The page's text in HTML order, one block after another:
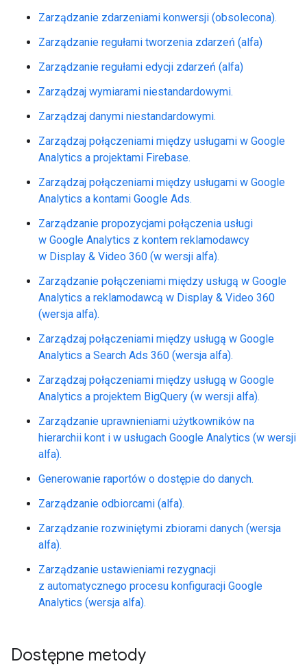
Zarządzanie zdarzeniami konwersji (obsolecona).
Zarządzanie regułami tworzenia zdarzeń (alfa)
Zarządzanie regułami edycji zdarzeń (alfa)
Zarządzaj wymiarami niestandardowymi.
Zarządzaj danymi niestandardowymi.
Zarządzaj połączeniami między usługami w Google
Analytics a projektami Firebase.
Zarządzaj połączeniami między usługami w Google
Analytics a kontami Google Ads.
Zarządzanie propozycjami połączenia usługi
w Google Analytics z kontem reklamodawcy
w Display & Video 360 (w wersji alfa).
Zarządzanie połączeniami między usługą w Google
Analytics a reklamodawcą w Display & Video 360
(wersja alfa).
Zarządzaj połączeniami między usługą w Google
Analytics a Search Ads 360 (wersja alfa).
Zarządzaj połączeniami między usługą w Google
Analytics a projektem BigQuery (w wersji alfa).
Zarządzanie uprawnieniami użytkowników na
hierarchii kont i w usługach Google Analytics (w wersji
alfa).
Generowanie raportów o dostępie do danych.
Zarządzanie odbiorcami (alfa).
Zarządzanie rozwiniętymi zbiorami danych (wersja
alfa).
Zarządzanie ustawieniami rezygnacji
z automatycznego procesu konfiguracji Google
Analytics (wersja alfa).
Dostępne metody